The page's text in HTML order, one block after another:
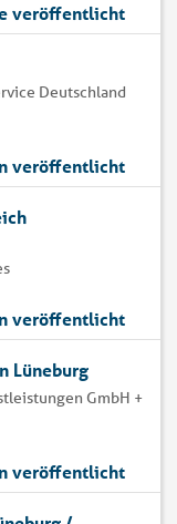
veröffentlicht
Deutschland
veröffentlicht
veröffentlicht
Lüneburg
GmbH +
veröffentlicht